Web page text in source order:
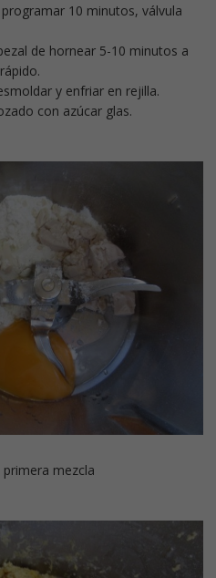
10 minutos, válvula
de hornear 5-10 minutos a
y enfriar en rejilla.
con azúcar glas.
primera mezcla